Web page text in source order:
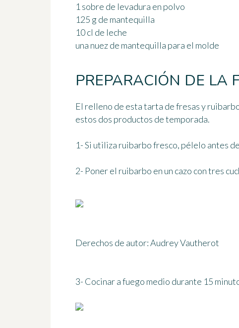
1 sobre de levadura en polvo
125 g de mantequilla
10 cl de leche
una nuez de mantequilla para el molde
PREPARACIÓN DE LA
El relleno de esta tarta de fresas y
estos dos productos de temporada.
1- Si utiliza ruibarbo fresco, pélelo antes
2- Poner el ruibarbo en un cazo con tres
Derechos de autor: Audrey Vautherot
3- Cocinar a fuego medio durante 15